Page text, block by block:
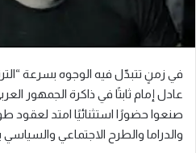
في زمنٍ تتبدّل فيه الوجوه بسرعة
عادل إمام ثابتًا في ذاكرة الجمهور
صنعوا حضورًا استثنائيًا امتد لعقود
والدراما والطرح الاجتماعي